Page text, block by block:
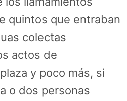
quintos que entraban
colectas
actos de
y poco más, si
o dos personas